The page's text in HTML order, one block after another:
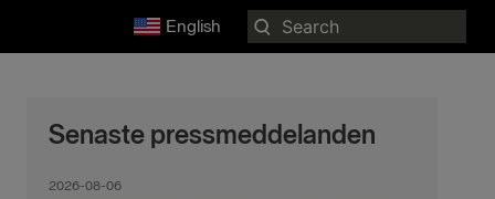
English
Search
for:
Senaste pressmeddelanden
2026-08-06